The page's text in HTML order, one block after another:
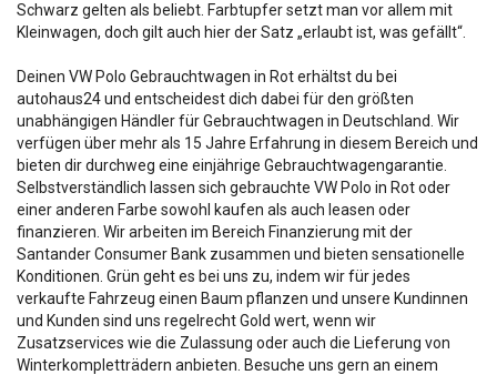
Schwarz gelten als beliebt. Farbtupfer setzt man vor allem mit
Kleinwagen, doch gilt auch hier der Satz „erlaubt ist, was gefällt“.
Deinen VW Polo Gebrauchtwagen in Rot erhältst du bei
autohaus24 und entscheidest dich dabei für den größten
unabhängigen Händler für Gebrauchtwagen in Deutschland. Wir
verfügen über mehr als 15 Jahre Erfahrung in diesem Bereich und
bieten dir durchweg eine einjährige Gebrauchtwagengarantie.
Selbstverständlich lassen sich gebrauchte VW Polo in Rot oder
einer anderen Farbe sowohl kaufen als auch leasen oder
finanzieren. Wir arbeiten im Bereich Finanzierung mit der
Santander Consumer Bank zusammen und bieten sensationelle
Konditionen. Grün geht es bei uns zu, indem wir für jedes
verkaufte Fahrzeug einen Baum pflanzen und unsere Kundinnen
und Kunden sind uns regelrecht Gold wert, wenn wir
Zusatzservices wie die Zulassung oder auch die Lieferung von
Winterkompletträdern anbieten. Besuche uns gern an einem